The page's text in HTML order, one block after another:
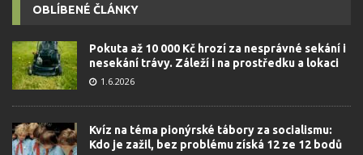
OBLÍBENÉ ČLÁNKY
Pokuta až 10 000 Kč hrozí za nesprávné sekání i
nesekání trávy. Záleží i na prostředku a lokaci
1.6.2026
Kvíz na téma pionýrské tábory za socialismu:
Kdo je zažil, bez problému získá 12 ze 12 bodů